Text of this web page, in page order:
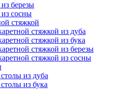
березы
сосны
стяжкой
стяжкой из дуба
стяжкой из бука
стяжкой из березы
стяжкой из сосны
из дуба
из бука